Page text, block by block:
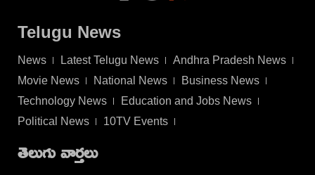
Telugu News
News Latest Telugu News
Andhra Pradesh News
Movie News
National News
Business News
Technology News
Education and Jobs News
Political News
10TV Events
తెలుగు వార్తలు